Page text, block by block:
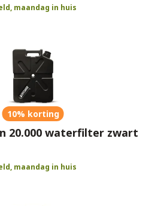
maandag in huis
10% korting
20.000 waterfilter zwart
maandag in huis